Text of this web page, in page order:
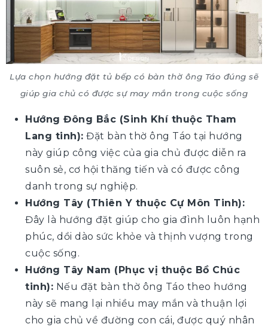
Lựa chọn hướng đặt tủ bếp có bàn thờ ông Táo đúng sẽ
giúp gia chủ có được sự may mắn trong cuộc sống
Hướng Đông Bắc (Sinh Khí thuộc Tham
Lang tinh): Đặt bàn thờ ông Táo tại hướng
này giúp công việc của gia chủ được diễn ra
suôn sẻ, cơ hội thăng tiến và có được công
danh trong sự nghiệp.
Hướng Tây (Thiên Y thuộc Cự Môn Tinh):
Đây là hướng đặt giúp cho gia đình luôn hạnh
phúc, dồi dào sức khỏe và thịnh vượng trong
cuộc sống.
Hướng Tây Nam (Phục vị thuộc Bồ Chúc
tinh): Nếu đặt bàn thờ ông Táo theo hướng
này sẽ mang lại nhiều may mắn và thuận lợi
cho gia chủ về đường con cái, được quý nhân